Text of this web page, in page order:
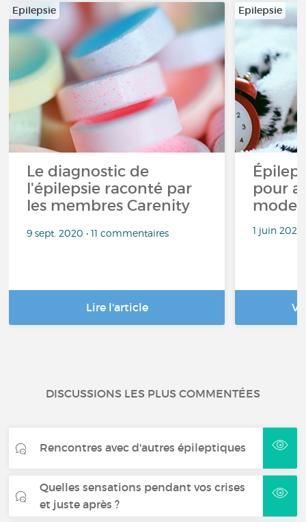
Epilepsie
Le diagnostic de
l'épilepsie raconté par
les membres Carenity
9 sept. 2020 • 11 commentaires
Lire l'article
Epilepsie
pour
mode
1 juin 2022
DISCUSSIONS LES PLUS COMMENTÉES
Rencontres avec d'autres épileptiques
Quelles sensations pendant vos crises
et juste après ?